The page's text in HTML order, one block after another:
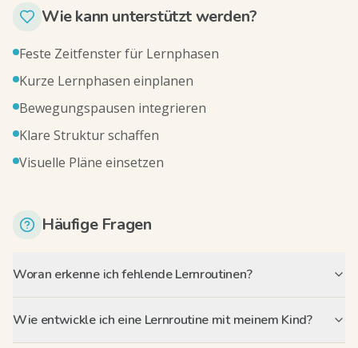
Wie kann unterstützt werden?
Feste Zeitfenster für Lernphasen
Kurze Lernphasen einplanen
Bewegungspausen integrieren
Klare Struktur schaffen
Visuelle Pläne einsetzen
Häufige Fragen
Woran erkenne ich fehlende Lernroutinen?
Wie entwickle ich eine Lernroutine mit meinem Kind?